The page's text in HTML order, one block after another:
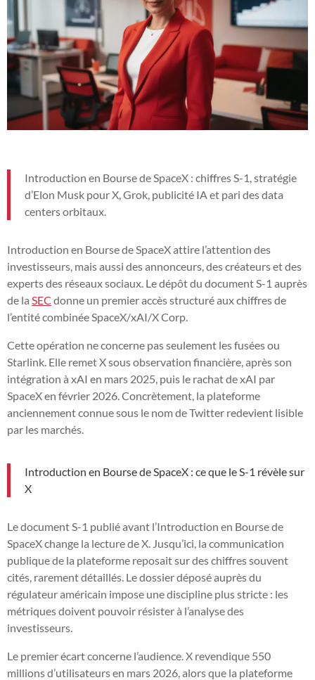
Introduction en Bourse de SpaceX : chiffres S-1, stratégie
d’Elon Musk pour X, Grok, publicité IA et pari des data
centers orbitaux.
Introduction en Bourse de SpaceX attire l’attention des
investisseurs, mais aussi des annonceurs, des créateurs et des
experts des réseaux sociaux. Le dépôt du document S-1 auprès
de la SEC donne un premier accès structuré aux chiffres de
l’entité combinée SpaceX/xAI/X Corp.
Cette opération ne concerne pas seulement les fusées ou
Starlink. Elle remet X sous observation financière, après son
intégration à xAI en mars 2025, puis le rachat de xAI par
SpaceX en février 2026. Concrètement, la plateforme
anciennement connue sous le nom de Twitter redevient lisible
par les marchés.
Introduction en Bourse de SpaceX : ce que le S-1 révèle sur
X
Le document S-1 publié avant l’Introduction en Bourse de
SpaceX change la lecture de X. Jusqu’ici, la communication
publique de la plateforme reposait sur des chiffres souvent
cités, rarement détaillés. Le dossier déposé auprès du
régulateur américain impose une discipline plus stricte : les
métriques doivent pouvoir résister à l’analyse des
investisseurs.
Le premier écart concerne l’audience. X revendique 550
millions d’utilisateurs en mars 2026, alors que la plateforme